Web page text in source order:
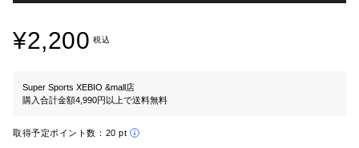
¥2,200 税込
Super Sports XEBIO &mall店
購入合計金額4,990円以上で送料無料
取得予定ポイント数： 20 pt